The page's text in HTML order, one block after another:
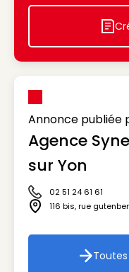
Annonce publiée
Agence
sur Yon
Icône téléphone
02 51 24 61 61
Icône adresse
116 bis, rue